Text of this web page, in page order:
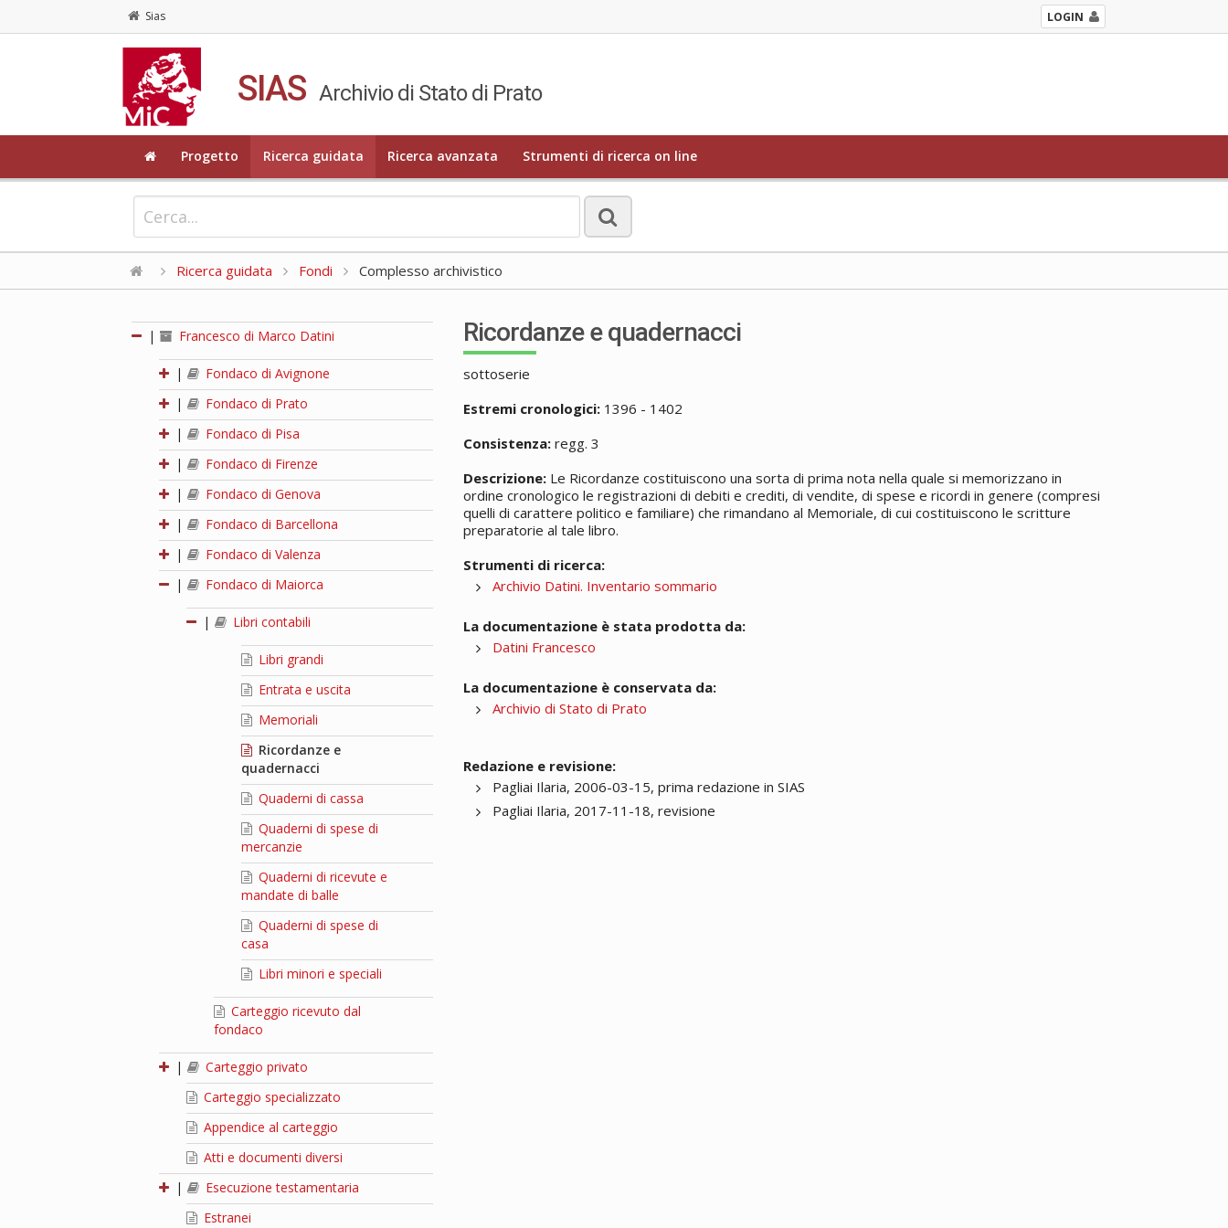
Sias LOGIN
SIAS Archivio di Stato di Prato
Progetto Ricerca guidata Ricerca avanzata Strumenti di ricerca on line
Ricerca guidata Fondi Complesso archivistico
| Francesco di Marco Datini
|
Fondaco di Avignone
|
Fondaco di Prato
|
Fondaco di Pisa
|
Fondaco di Firenze
|
Fondaco di Genova
|
Fondaco di Barcellona
|
Fondaco di Valenza
|
Fondaco di Maiorca
| Libri contabili
Libri grandi
Entrata e uscita
Memoriali
Ricordanze e
quadernacci
Quaderni di cassa
Quaderni di spese di
mercanzie
Quaderni di ricevute e
mandate di balle
Quaderni di spese di
casa
Libri minori e speciali
Carteggio ricevuto dal
fondaco
|
Carteggio privato
Carteggio specializzato
Appendice al carteggio
Atti e documenti diversi
|
Esecuzione testamentaria
Estranei
Ricordanze e quadernacci
sottoserie
Estremi cronologici: 1396 - 1402
Consistenza: regg. 3
Descrizione: Le Ricordanze costituiscono una sorta di prima nota nella quale si memorizzano in
ordine cronologico le registrazioni di debiti e crediti, di vendite, di spese e ricordi in genere (compresi
quelli di carattere politico e familiare) che rimandano al Memoriale, di cui costituiscono le scritture
preparatorie al tale libro.
Strumenti di ricerca:
Archivio Datini. Inventario sommario
La documentazione è stata prodotta da:
Datini Francesco
La documentazione è conservata da:
Archivio di Stato di Prato
Redazione e revisione:
Pagliai Ilaria, 2006-03-15, prima redazione in SIAS
Pagliai Ilaria, 2017-11-18, revisione